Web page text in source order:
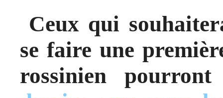
Ceux qui
se faire une
rossinien